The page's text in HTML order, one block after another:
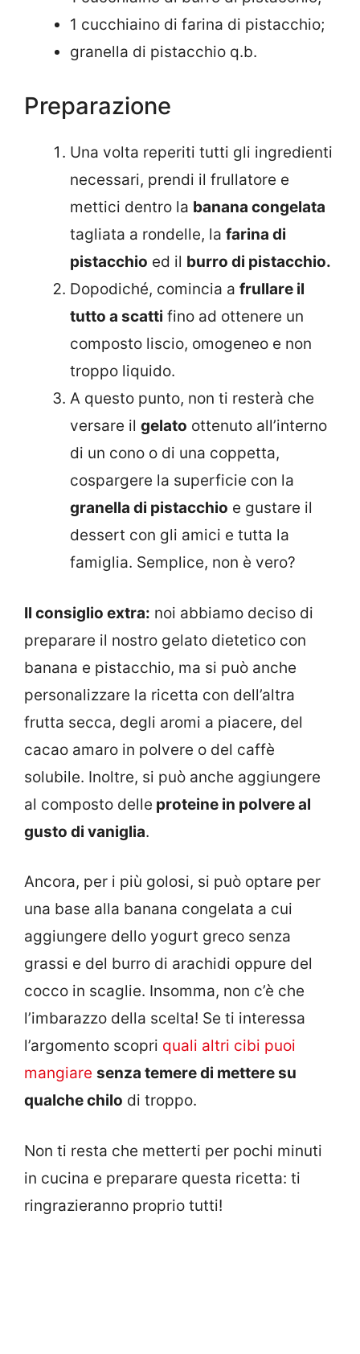
1 cucchiaino di farina di pistacchio;
granella di pistacchio q.b.
Preparazione
Una volta reperiti tutti gli ingredienti
necessari, prendi il frullatore e
mettici dentro la banana congelata
tagliata a rondelle, la farina di
pistacchio ed il burro di pistacchio.
Dopodiché, comincia a frullare il
tutto a scatti fino ad ottenere un
composto liscio, omogeneo e non
troppo liquido.
A questo punto, non ti resterà che
versare il gelato ottenuto all’interno
di un cono o di una coppetta,
cospargere la superficie con la
granella di pistacchio e gustare il
dessert con gli amici e tutta la
famiglia. Semplice, non è vero?
Il consiglio extra: noi abbiamo deciso di
preparare il nostro gelato dietetico con
banana e pistacchio, ma si può anche
personalizzare la ricetta con dell’altra
frutta secca, degli aromi a piacere, del
cacao amaro in polvere o del caffè
solubile. Inoltre, si può anche aggiungere
al composto delle proteine in polvere al
gusto di vaniglia.
Ancora, per i più golosi, si può optare per
una base alla banana congelata a cui
aggiungere dello yogurt greco senza
grassi e del burro di arachidi oppure del
cocco in scaglie. Insomma, non c’è che
l’imbarazzo della scelta! Se ti interessa
l’argomento scopri quali altri cibi puoi
mangiare senza temere di mettere su
qualche chilo di troppo.
Non ti resta che metterti per pochi minuti
in cucina e preparare questa ricetta: ti
ringrazieranno proprio tutti!